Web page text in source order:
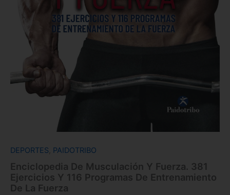
DEPORTES PAIDOTRIBO
Enciclopedia De Musculación Y Fuerza. 381
Ejercicios Y 116 Programas De Entrenamiento
De La Fuerza
cantidad